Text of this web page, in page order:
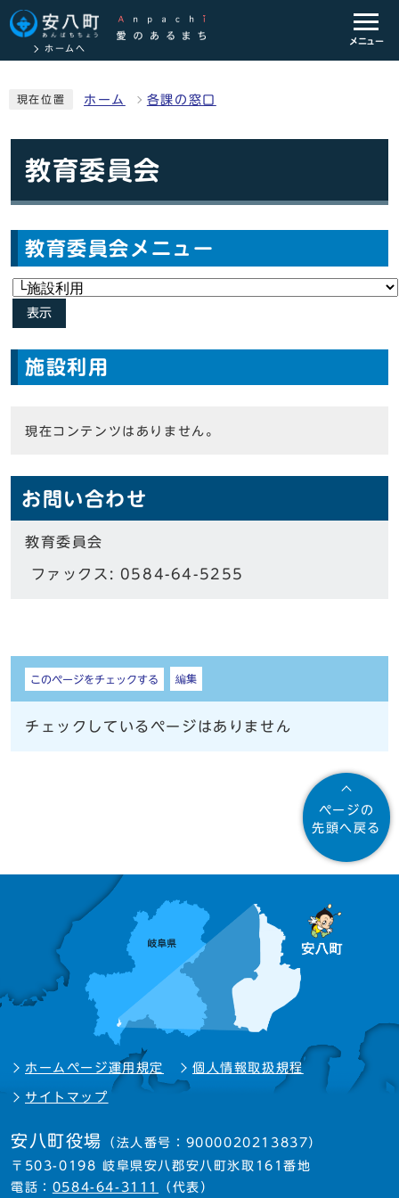
ホームへ
メニュー
現在位置 ホーム 各課の窓口
教育委員会
教育委員会メニュー
表示
施設利用
現在コンテンツはありません。
お問い合わせ
教育委員会
ファックス: 0584-64-5255
しおり
このページをチェックする 編集
チェックしているページはありません
ページの
先頭へ戻る
ホームページ運用規定 個人情報取扱規程
サイトマップ
安八町役場 （法人番号：9000020213837）
〒503-0198 岐阜県安八郡安八町氷取161番地
電話： 0584-64-3111 （代表）